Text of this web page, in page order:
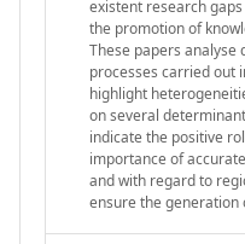
existent research
the promotion of
These papers
processes carried out
highlight
on several
indicate the positive
importance of
and with regard to
ensure the generation